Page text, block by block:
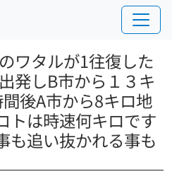
ワタルが1往復した
発しB市から１３キ
後A市から8キロ地
トは時速何キロです
も追い抜かれる事も